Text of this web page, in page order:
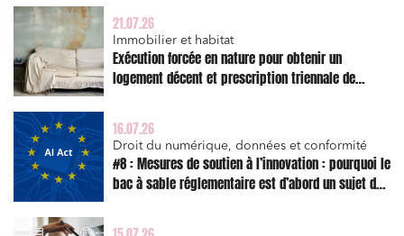
21.07.26
Immobilier et habitat
Exécution forcée en nature pour obtenir un
logement décent et prescription triennale de
16.07.26
Droit du numérique, données et conformité
#8 : Mesures de soutien à l’innovation : pourquoi le
bac à sable réglementaire est d’abord un sujet de